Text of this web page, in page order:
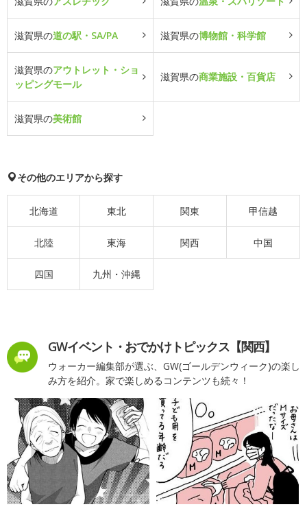
滋賀県の道の駅・SA/PA 滋賀県の博物館・科学館
滋賀県のアウトレット・ショ
ッピングモール
滋賀県の商業施設・百貨店
滋賀県の美術館
その他のエリアから探す
北海道 東北 関東 甲信越
北陸 東海 関西 中国
四国 九州・沖縄
GWイベント・おでかけトピックス【関西】
ウォーカー編集部が選ぶ、GW(ゴールデンウィーク)の楽し
み方を紹介。家で楽しめるコンテンツも続々！